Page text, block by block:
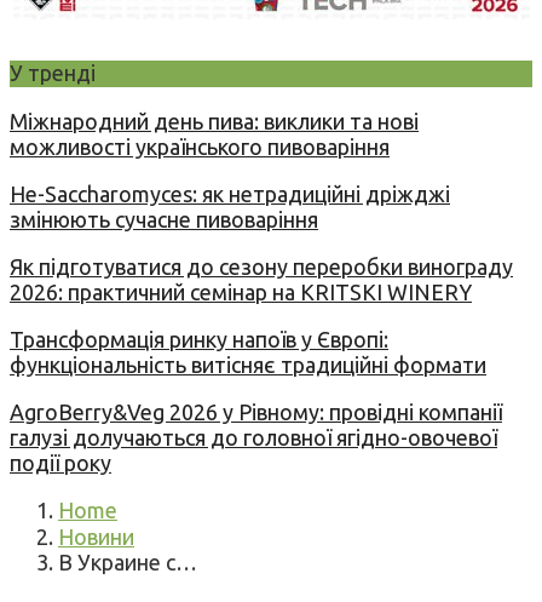
У тренді
Міжнародний день пива: виклики та нові
можливості українського пивоваріння
Не-Saccharomyces: як нетрадиційні дріжджі
змінюють сучасне пивоваріння
Як підготуватися до сезону переробки винограду
2026: практичний семінар на KRITSKI WINERY
Трансформація ринку напоїв у Європі:
функціональність витісняє традиційні формати
AgroBerry&Veg 2026 у Рівному: провідні компанії
галузі долучаються до головної ягідно-овочевої
події року
Home
Новини
В Украине с…